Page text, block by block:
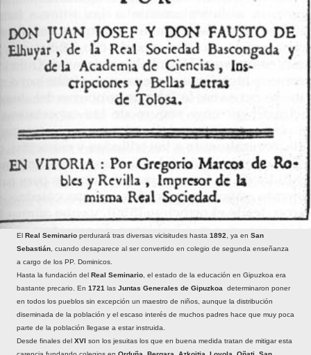
El Real Seminario perdurará tras diversas vicisitudes hasta 1892 , ya en San
Sebastián , cuando desaparece al ser convertido en colegio de segunda enseñanza
a cargo de los PP. Dominicos.
Hasta la fundación del Real Seminario , el estado de la educación en Gipuzkoa era
bastante precario. En 1721 las Juntas Generales de Gipuzkoa determinaron poner
en todos los pueblos sin excepción un maestro de niños, aunque la distribución
diseminada de la población y el escaso interés de muchos padres hace que muy poca
parte de la población llegase a estar instruida.
Desde finales del XVI son los jesuitas los que en buena medida tratan de mitigar esta